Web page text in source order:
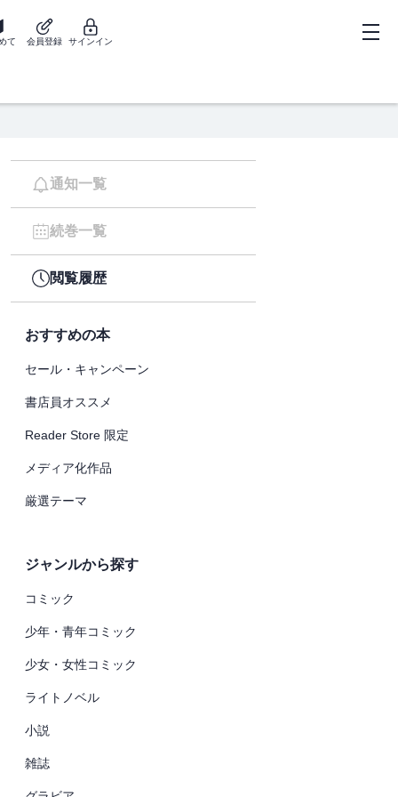
て 会員登録 サインイン
通知一覧
続巻一覧
閲覧履歴
おすすめの本
セール・キャンペーン
書店員オススメ
Reader Store 限定
メディア化作品
厳選テーマ
ジャンルから探す
コミック
少年・青年コミック
少女・女性コミック
ライトノベル
小説
雑誌